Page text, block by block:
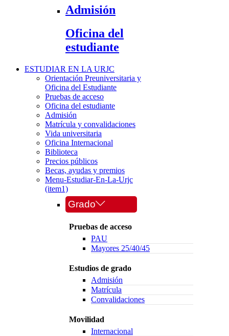
Admisión
Oficina del
estudiante
ESTUDIAR EN LA URJC
Orientación Preuniversitaria y
Oficina del Estudiante
Pruebas de acceso
Oficina del estudiante
Admisión
Matrícula y convalidaciones
Vida universitaria
Oficina Internacional
Biblioteca
Precios públicos
Becas, ayudas y premios
Menu-Estudiar-En-La-Urjc
(item1)
Grado
Pruebas de acceso
PAU
Mayores 25/40/45
Estudios de grado
Admisión
Matrícula
Convalidaciones
Movilidad
Internacional